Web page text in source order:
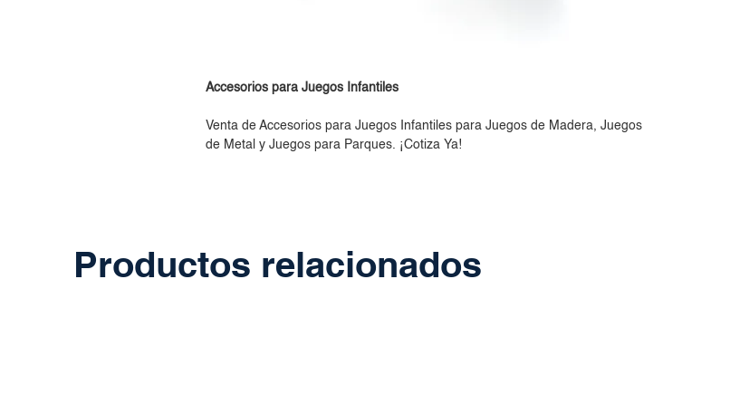
Accesorios para Juegos Infantiles
Venta de Accesorios para Juegos Infantiles para Juegos de Madera, Juegos
de Metal y Juegos para Parques. ¡Cotiza Ya!
Productos relacionados